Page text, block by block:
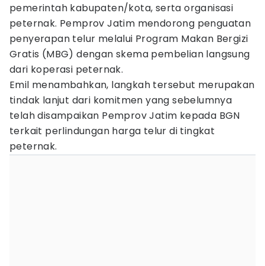
pemerintah kabupaten/kota, serta organisasi
peternak. Pemprov Jatim mendorong penguatan
penyerapan telur melalui Program Makan Bergizi
Gratis (MBG) dengan skema pembelian langsung
dari koperasi peternak.
Emil menambahkan, langkah tersebut merupakan
tindak lanjut dari komitmen yang sebelumnya
telah disampaikan Pemprov Jatim kepada BGN
terkait perlindungan harga telur di tingkat
peternak.